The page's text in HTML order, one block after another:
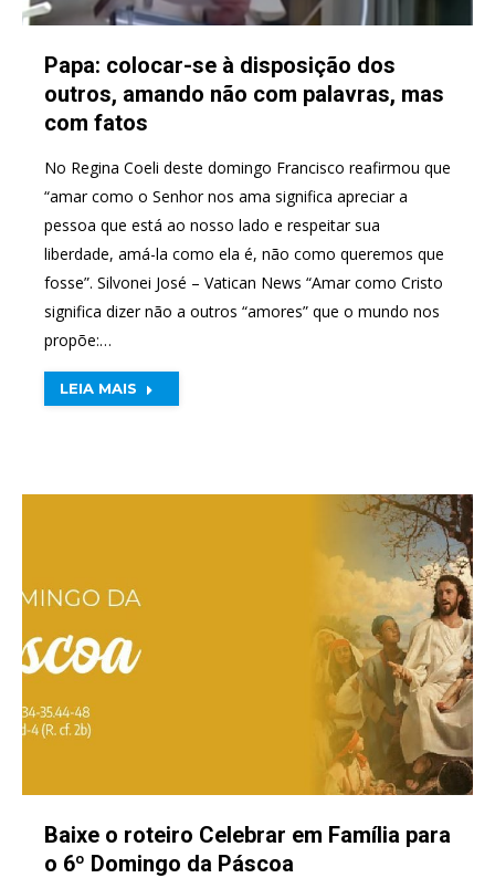
Papa: colocar-se à disposição dos
outros, amando não com palavras, mas
com fatos
No Regina Coeli deste domingo Francisco reafirmou que
“amar como o Senhor nos ama significa apreciar a
pessoa que está ao nosso lado e respeitar sua
liberdade, amá-la como ela é, não como queremos que
fosse”. Silvonei José – Vatican News “Amar como Cristo
significa dizer não a outros “amores” que o mundo nos
propõe:…
LEIA MAIS
Baixe o roteiro Celebrar em Família para
o 6º Domingo da Páscoa